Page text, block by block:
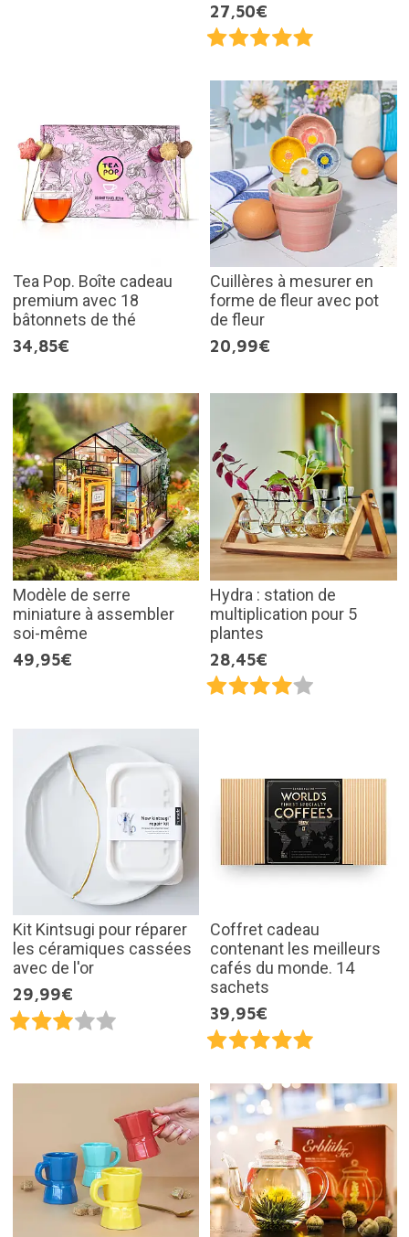
27,50€
Tea Pop. Boîte cadeau
premium avec 18
bâtonnets de thé
34,85€
Cuillères à mesurer en
forme de fleur avec pot
de fleur
20,99€
Modèle de serre
miniature à assembler
soi-même
49,95€
Hydra : station de
multiplication pour 5
plantes
28,45€
Kit Kintsugi pour réparer
les céramiques cassées
avec de l'or
29,99€
Coffret cadeau
contenant les meilleurs
cafés du monde. 14
sachets
39,95€